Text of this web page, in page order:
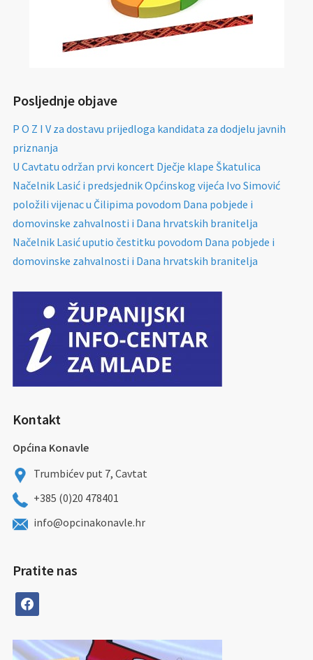
Posljednje objave
P O Z I V za dostavu prijedloga kandidata za dodjelu javnih
priznanja
U Cavtatu održan prvi koncert Dječje klape Škatulica
Načelnik Lasić i predsjednik Općinskog vijeća Ivo Simović
položili vijenac u Čilipima povodom Dana pobjede i
domovinske zahvalnosti i Dana hrvatskih branitelja
Načelnik Lasić uputio čestitku povodom Dana pobjede i
domovinske zahvalnosti i Dana hrvatskih branitelja
Kontakt
Općina Konavle
Trumbićev put 7, Cavtat
+385 (0)20 478401
info@opcinakonavle.hr
Pratite nas
facebook